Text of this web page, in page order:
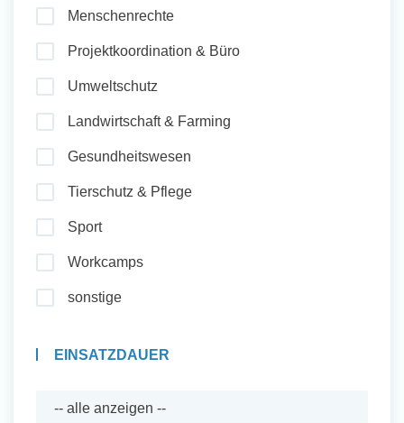
Menschenrechte
Projektkoordination & Büro
Umweltschutz
Landwirtschaft & Farming
Gesundheitswesen
Tierschutz & Pflege
Sport
Workcamps
sonstige
EINSATZDAUER